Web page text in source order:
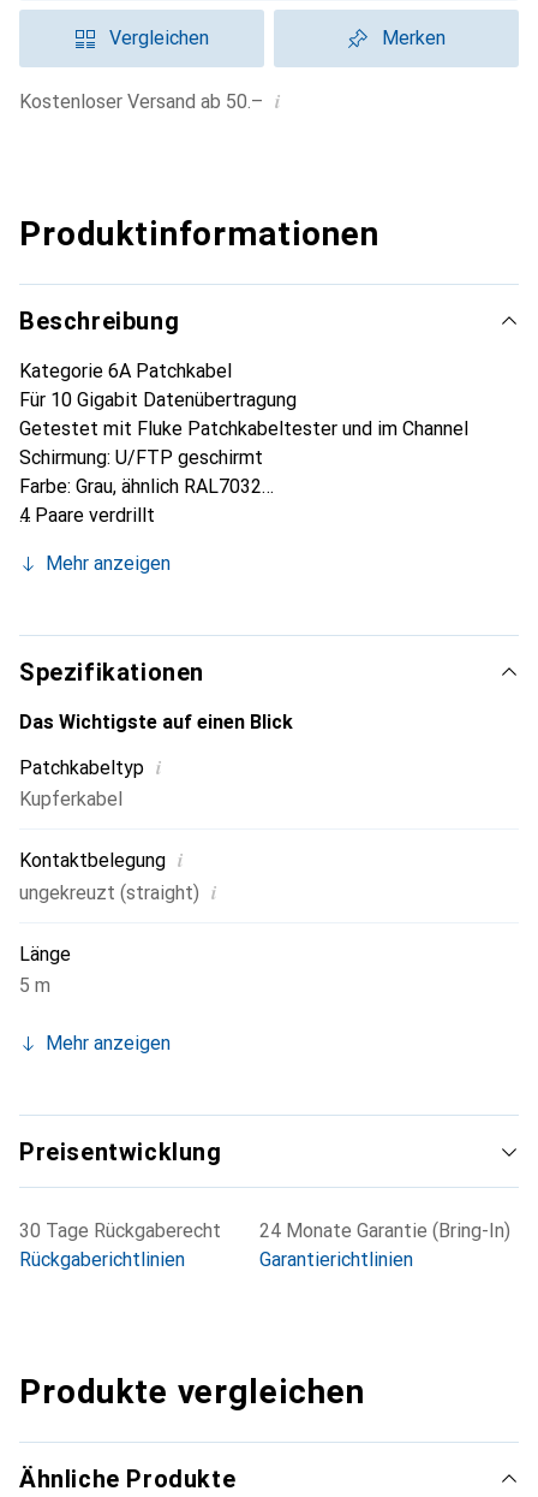
Vergleichen Merken
Kostenloser Versand ab 50.– i
Produktinformationen
Beschreibung
Kategorie 6A Patchkabel
Für 10 Gigabit Datenübertragung
Getestet mit Fluke Patchkabeltester und im Channel
Schirmung: U/FTP geschirmt
Farbe: Grau, ähnlich RAL7032
4 Paare verdrillt
Mantelmaterial: PVC
Innovatives Tüllendesign
Mehr anzeigen
Spezifikationen
Das Wichtigste auf einen Blick
Patchkabeltyp i
Kupferkabel
Kontaktbelegung i
ungekreuzt (straight) i
Länge
5 m
Mehr anzeigen
Preisentwicklung
30 Tage Rückgaberecht
Rückgaberichtlinien
24 Monate Garantie (Bring-In)
Garantierichtlinien
Produkte vergleichen
Ähnliche Produkte